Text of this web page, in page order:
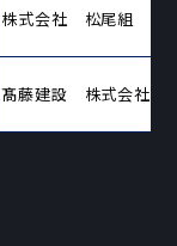
株式会社 松尾組
髙藤建設 株式会社